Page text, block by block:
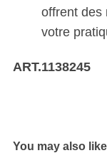
offrent des
votre
ART.1138245
You may also like